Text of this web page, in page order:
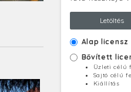
Letöltés
Alap licensz
Bővített
Üzleti célú
Sajtó célú
Kiállítás